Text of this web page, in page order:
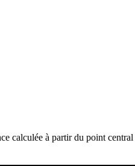
calculée à partir du point central